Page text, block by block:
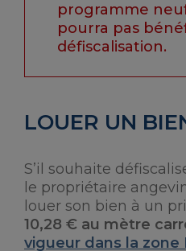
programme
pourra pas
défiscalisation.
LOUER UN
S’il souhaite
le propriétaire
louer son bien à un
10,28 € au mètre
vigueur dans la zone